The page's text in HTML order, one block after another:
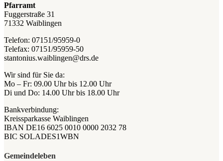
Pfarramt
Fuggerstraße 31
71332 Waiblingen
Telefon: 07151/95959-0
Telefax: 07151/95959-50
stantonius.waiblingen@drs.de
Wir sind für Sie da:
Mo – Fr: 09.00 Uhr bis 12.00 Uhr
Di und Do: 14.00 Uhr bis 18.00 Uhr
Bankverbindung:
Kreissparkasse Waiblingen
IBAN DE16 6025 0010 0000 2032 78
BIC SOLADES1WBN
Gemeindeleben